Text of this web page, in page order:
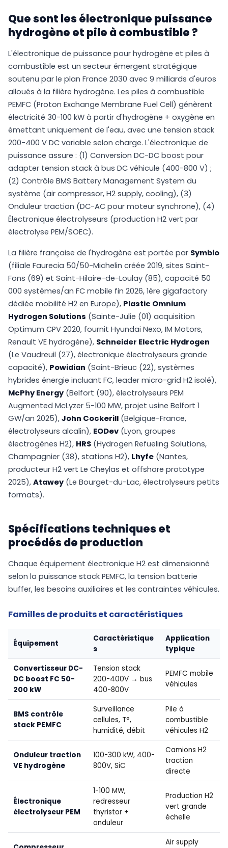
Que sont les électronique puissance
hydrogène et pile à combustible ?
L'électronique de puissance pour hydrogène et piles à
combustible est un secteur émergent stratégique
soutenu par le plan France 2030 avec 9 milliards d'euros
alloués à la filière hydrogène. Les piles à combustible
PEMFC (Proton Exchange Membrane Fuel Cell) génèrent
électricité 30-100 kW à partir d'hydrogène + oxygène en
émettant uniquement de l'eau, avec une tension stack
200-400 V DC variable selon charge. L'électronique de
puissance assure : (1) Conversion DC-DC boost pour
adapter tension stack à bus DC véhicule (400-800 V) ;
(2) Contrôle BMS Battery Management System du
système (air compressor, H2 supply, cooling), (3)
Onduleur traction (DC-AC pour moteur synchrone), (4)
Électronique électrolyseurs (production H2 vert par
électrolyse PEM/SOEC).
La filière française de l'hydrogène est portée par Symbio
(filiale Faurecia 50/50-Michelin créée 2019, sites Saint-
Fons (69) et Saint-Hilaire-de-Loulay (85), capacité 50
000 systèmes/an FC mobile fin 2026, 1ère gigafactory
dédiée mobilité H2 en Europe), Plastic Omnium
Hydrogen Solutions (Sainte-Julie (01) acquisition
Optimum CPV 2020, fournit Hyundai Nexo, IM Motors,
Renault VE hydrogène), Schneider Electric Hydrogen
(Le Vaudreuil (27), électronique électrolyseurs grande
capacité), Powidian (Saint-Brieuc (22), systèmes
hybrides énergie incluant FC, leader micro-grid H2 isolé),
McPhy Energy(Belfort (90), électrolyseurs PEM
Augmented McLyzer 5-100 MW, projet usine Belfort 1
GW/an 2025), John Cockerill (Belgique-France,
électrolyseurs alcalin), EODev (Lyon, groupes
électrogènes H2), HRS (Hydrogen Refueling Solutions,
Champagnier (38), stations H2), Lhyfe (Nantes,
producteur H2 vert Le Cheylas et offshore prototype
2025), Atawey(Le Bourget-du-Lac, électrolyseurs petits
formats).
Spécifications techniques et
procédés de production
Chaque équipement électronique H2 est dimensionné
selon la puissance stack PEMFC, la tension batterie
buffer, les besoins auxiliaires et les contraintes véhicules.
Familles de produits et caractéristiques
Équipement
Caractéristique
s
Application
typique
Convertisseur DC-
DC boost FC 50-
200 kW
Tension stack
200-400V → bus
400-800V
PEMFC mobile
véhicules
BMS contrôle
stack PEMFC
Surveillance
cellules, T°,
humidité, débit
Pile à
combustible
véhicules H2
Onduleur traction
VE hydrogène
100-300 kW, 400-
800V, SiC
Camions H2
traction
directe
Électronique
électrolyseur PEM
1-100 MW,
redresseur
thyristor +
onduleur
Production H2
vert grande
échelle
Air supply